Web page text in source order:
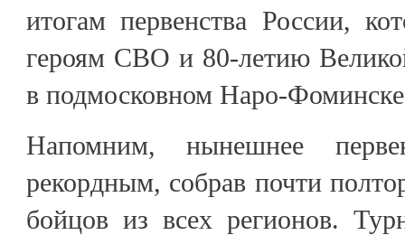
итогам первенства России,
героям СВО и 80-летию
в подмосковном Наро-
Напомним, нынешнее
рекордным, собрав почти
бойцов из всех регионов.